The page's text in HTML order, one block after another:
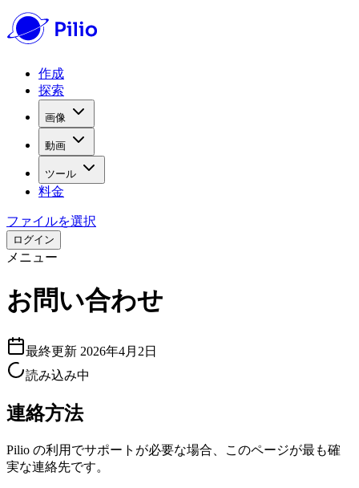
作成
探索
画像
動画
ツール
料金
ファイルを選択
ログイン
メニュー
お問い合わせ
最終更新 2026年4月2日
読み込み中
連絡方法
Pilio の利用でサポートが必要な場合、このページが最も確
実な連絡先です。